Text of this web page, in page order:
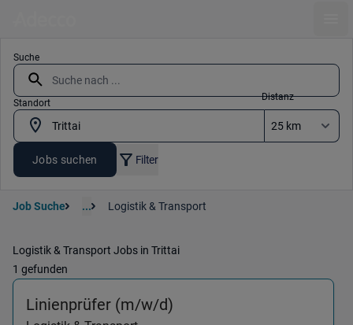
Suche
Standort
Distanz
Jobs suchen Filter
Job Suche ... Logistik & Transport
Logistik & Transport Jobs in Trittai
1 gefunden
Linienprüfer (m/w/d)